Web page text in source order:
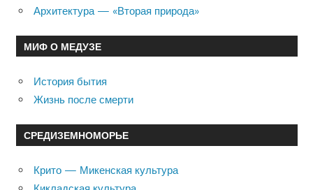
Архитектура — «Вторая природа»
МИФ О МЕДУЗЕ
История бытия
Жизнь после смерти
СРЕДИЗЕМНОМОРЬЕ
Крито — Микенская культура